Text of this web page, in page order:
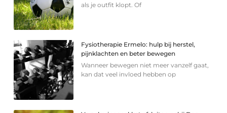
als je outfit klopt. Of
Fysiotherapie Ermelo: hulp bij herstel,
pijnklachten en beter bewegen
Wanneer bewegen niet meer vanzelf gaat,
kan dat veel invloed hebben op